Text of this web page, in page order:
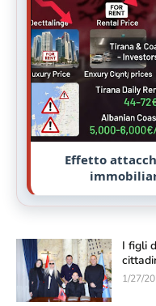
Effetto
I figli
1/27/